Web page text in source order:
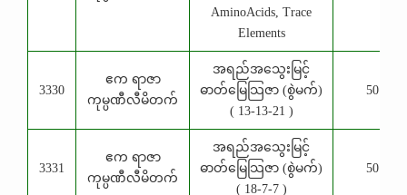
AminoAcids, Trace
Elements
3330
ဧက ရာဇာ
ကုမ္ပဏီလီမိတက်
အရည်အသွေးမြင့်
ဓာတ်မြေသြဇာ (စွဲမက်)
( 13-13-21 )
50 Kg
3331
ဧက ရာဇာ
ကုမ္ပဏီလီမိတက်
အရည်အသွေးမြင့်
ဓာတ်မြေသြဇာ (စွဲမက်)
( 18-7-7 )
50 Kg